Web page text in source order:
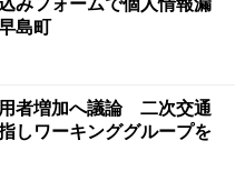
みフォームで個人情報漏
島町
者増加へ議論 二次交通
しワーキンググループを